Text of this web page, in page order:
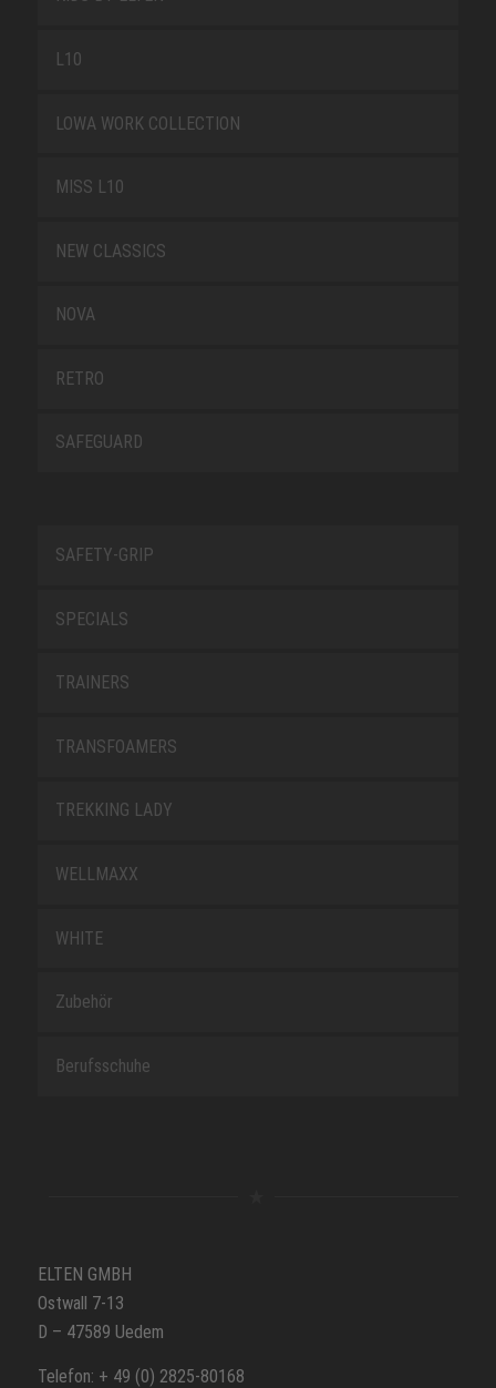
L10
LOWA WORK COLLECTION
MISS L10
NEW CLASSICS
NOVA
RETRO
SAFEGUARD
SAFETY-GRIP
SPECIALS
TRAINERS
TRANSFOAMERS
TREKKING LADY
WELLMAXX
WHITE
Zubehör
Berufsschuhe
ELTEN GMBH
Ostwall 7-13
D – 47589 Uedem
Telefon: + 49 (0) 2825-80168